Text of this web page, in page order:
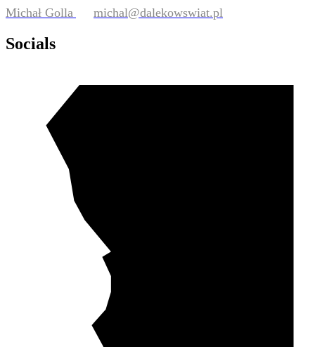
Michał Golla michal@dalekowswiat.pl
Socials